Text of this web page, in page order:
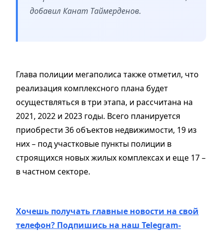
добавил Канат Таймерденов.
Глава полиции мегаполиса также отметил, что
реализация комплексного плана будет
осуществляться в три этапа, и рассчитана на
2021, 2022 и 2023 годы. Всего планируется
приобрести 36 объектов недвижимости, 19 из
них – под участковые пункты полиции в
строящихся новых жилых комплексах и еще 17 –
в частном секторе.
Хочешь получать главные новости на свой
телефон? Подпишись на наш Telegram-